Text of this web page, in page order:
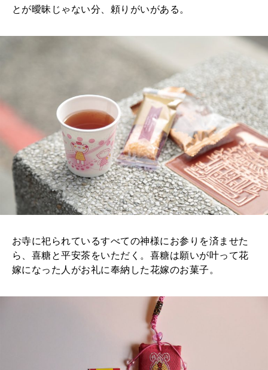
とが曖昧じゃない分、頼りがいがある。
お寺に祀られているすべての神様にお参りを済ませた
ら、喜糖と平安茶をいただく。喜糖は願いが叶って花
嫁になった人がお礼に奉納した花嫁のお菓子。